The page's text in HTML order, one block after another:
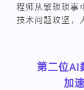
程师从繁琐琐事
技术问题攻坚，
第二位AI
加